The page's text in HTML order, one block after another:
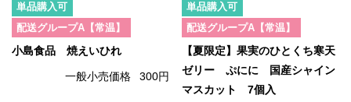
単品購入可
配送グループA【常温】
小島食品 焼えいひれ
一般小売価格 300円
単品購入可
配送グループA【常温】
【夏限定】果実のひとくち寒天
ゼリー ぷにに 国産シャイン
マスカット 7個入